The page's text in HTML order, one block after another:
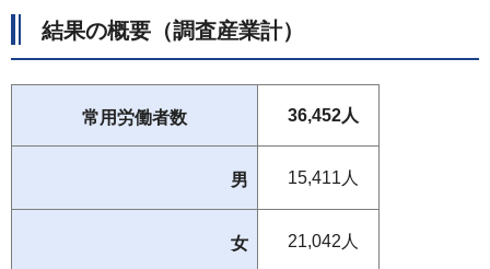
結果の概要（調査産業計）
常用労働者数 36,452人
男 15,411人
女 21,042人